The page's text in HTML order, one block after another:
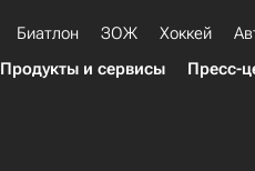
Биатлон ЗОЖ Хоккей
Продукты и сервисы Пресс-